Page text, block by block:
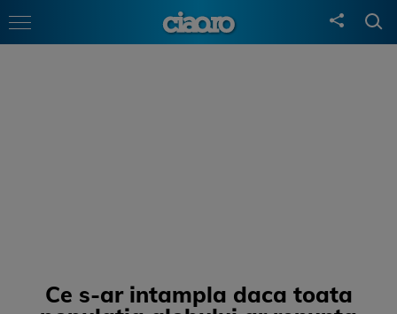
Ce s-ar intampla daca toata